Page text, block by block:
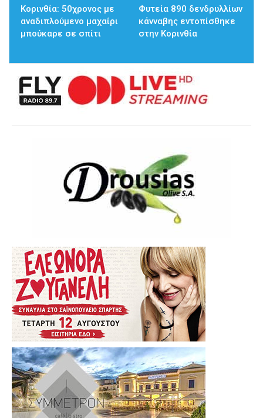
Κορινθία: 50χρονος με
αναδιπλούμενο μαχαίρι
μπούκαρε σε σπίτι
Φυτεία 890 δενδρυλλίων
κάνναβης εντοπίσθηκε
στην Κορινθία